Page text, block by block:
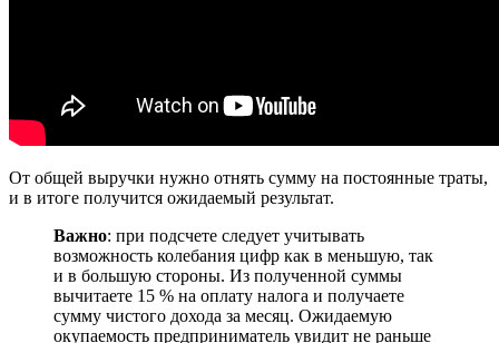
От общей выручки нужно отнять сумму на постоянные траты,
и в итоге получится ожидаемый результат.
Важно: при подсчете следует учитывать
возможность колебания цифр как в меньшую, так
и в большую стороны. Из полученной суммы
вычитаете 15 % на оплату налога и получаете
сумму чистого дохода за месяц. Ожидаемую
окупаемость предприниматель увидит не раньше